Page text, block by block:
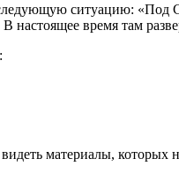
ситуацию: «Под
настоящее время там
:
материалы, которых